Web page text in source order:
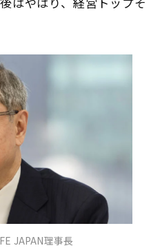
JAPAN理事長